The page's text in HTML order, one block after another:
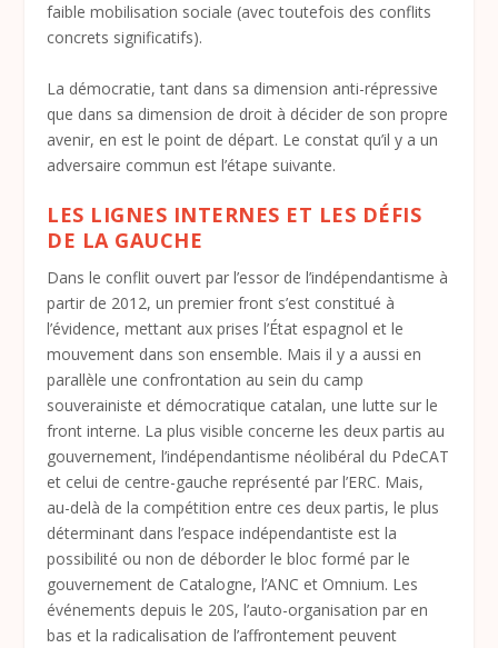
faible mobilisation sociale (avec toutefois des conflits
concrets significatifs).
La démocratie, tant dans sa dimension anti-répressive
que dans sa dimension de droit à décider de son propre
avenir, en est le point de départ. Le constat qu’il y a un
adversaire commun est l’étape suivante.
LES LIGNES INTERNES ET LES DÉFIS
DE LA GAUCHE
Dans le conflit ouvert par l’essor de l’indépendantisme à
partir de 2012, un premier front s’est constitué à
l’évidence, mettant aux prises l’État espagnol et le
mouvement dans son ensemble. Mais il y a aussi en
parallèle une confrontation au sein du camp
souverainiste et démocratique catalan, une lutte sur le
front interne. La plus visible concerne les deux partis au
gouvernement, l’indépendantisme néolibéral du PdeCAT
et celui de centre-gauche représenté par l’ERC. Mais,
au-delà de la compétition entre ces deux partis, le plus
déterminant dans l’espace indépendantiste est la
possibilité ou non de déborder le bloc formé par le
gouvernement de Catalogne, l’ANC et Omnium. Les
événements depuis le 20S, l’auto-organisation par en
bas et la radicalisation de l’affrontement peuvent